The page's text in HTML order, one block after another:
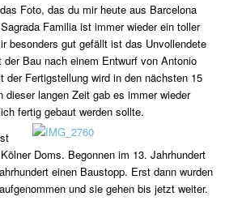
Foto, das du mir heute aus Barcelona
Familia ist immer wieder ein toller
besonders gut gefällt ist das Unvollendete
der Bau nach einem Entwurf von Antonio
der Fertigstellung wird in den nächsten 15
dieser langen Zeit gab es immer wieder
fertig gebaut werden sollte.
Doms. Begonnen im 13. Jahrhundert
einen Baustopp. Erst dann wurden
und sie gehen bis jetzt weiter.